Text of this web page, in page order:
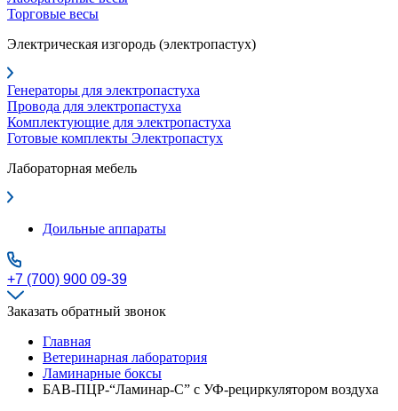
Торговые весы
Электрическая изгородь (электропастух)
Генераторы для электропастуха
Провода для электропастуха
Комплектующие для электропастуха
Готовые комплекты Электропастух
Лабораторная мебель
Доильные аппараты
+7 (700) 900 09-39
Заказать обратный звонок
Главная
Ветеринарная лаборатория
Ламинарные боксы
БАВ-ПЦР-“Ламинар-С” с УФ-рециркулятором воздуха